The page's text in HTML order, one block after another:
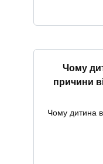
Чому
причини
Чому дитина